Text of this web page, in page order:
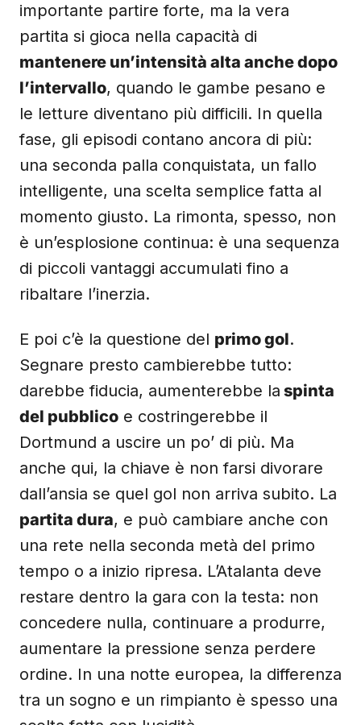
importante partire forte, ma la vera
partita si gioca nella capacità di
mantenere un’intensità alta anche dopo
l’intervallo, quando le gambe pesano e
le letture diventano più difficili. In quella
fase, gli episodi contano ancora di più:
una seconda palla conquistata, un fallo
intelligente, una scelta semplice fatta al
momento giusto. La rimonta, spesso, non
è un’esplosione continua: è una sequenza
di piccoli vantaggi accumulati fino a
ribaltare l’inerzia.
E poi c’è la questione del primo gol.
Segnare presto cambierebbe tutto:
darebbe fiducia, aumenterebbe la spinta
del pubblico e costringerebbe il
Dortmund a uscire un po’ di più. Ma
anche qui, la chiave è non farsi divorare
dall’ansia se quel gol non arriva subito. La
partita dura, e può cambiare anche con
una rete nella seconda metà del primo
tempo o a inizio ripresa. L’Atalanta deve
restare dentro la gara con la testa: non
concedere nulla, continuare a produrre,
aumentare la pressione senza perdere
ordine. In una notte europea, la differenza
tra un sogno e un rimpianto è spesso una